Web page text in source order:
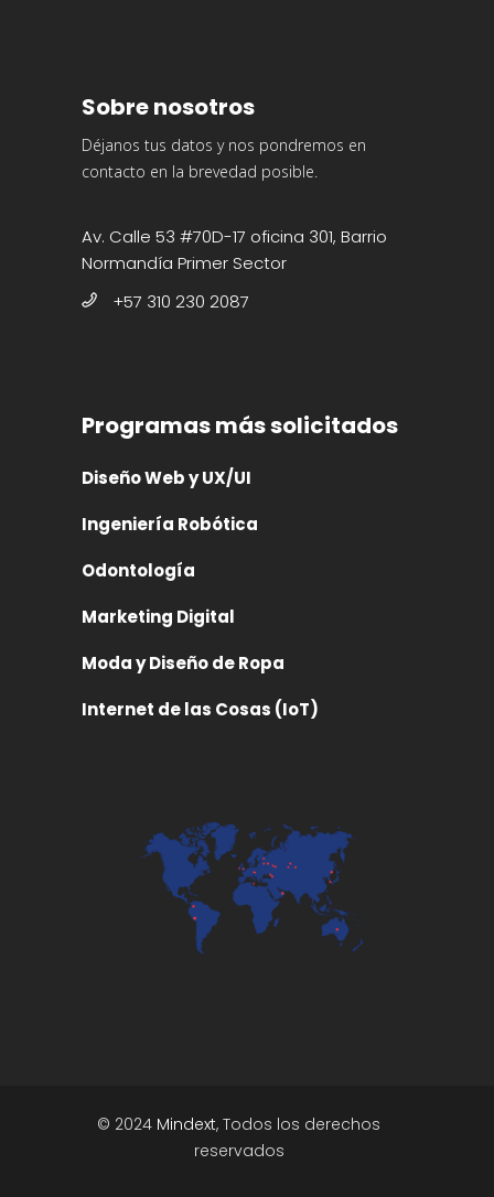
Sobre nosotros
Déjanos tus datos y nos pondremos en
contacto en la brevedad posible.
Av. Calle 53 #70D-17 oficina 301, Barrio
Normandía Primer Sector
+57 310 230 2087
Programas más solicitados
Diseño Web y UX/UI
Ingeniería Robótica
Odontología
Marketing Digital
Moda y Diseño de Ropa
Internet de las Cosas (IoT)
© 2024 Mindext, Todos los derechos
reservados